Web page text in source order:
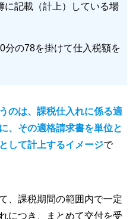
に記載（計上）している場
分の78を掛けて仕入税額を
のは、課税仕入れに係る適
、その適格請求書を単位と
して計上するイメージで
、課税期間の範囲内で一定
につき、まとめて交付を受